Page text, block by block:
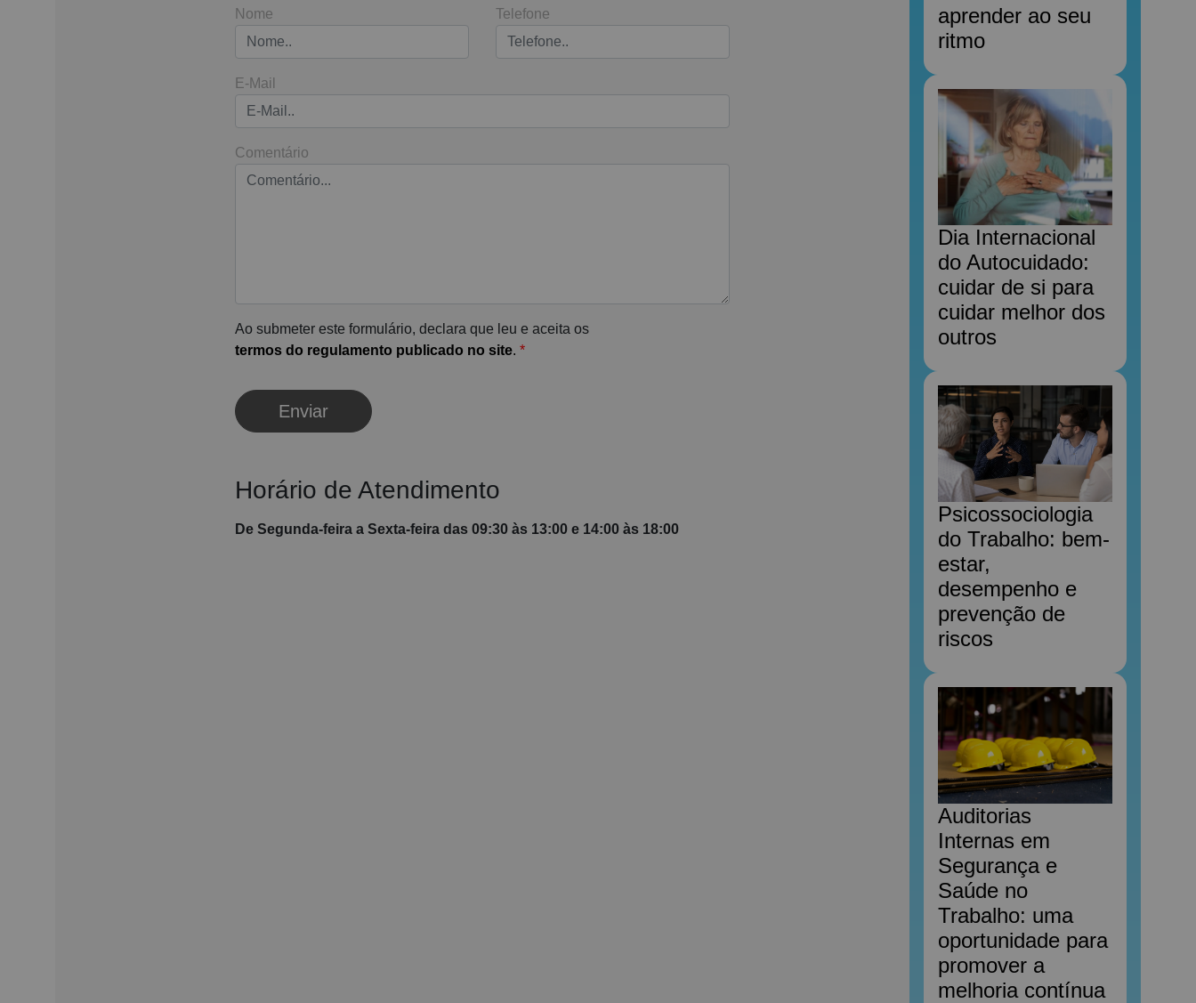
aprender ao seu
ritmo
Dia Internacional
do Autocuidado:
cuidar de si para
cuidar melhor dos
outros
Psicossociologia
do Trabalho: bem-
estar,
desempenho e
prevenção de
riscos
Auditorias
Internas em
Segurança e
Saúde no
Trabalho: uma
oportunidade para
promover a
melhoria contínua
Nome Telefone
E-Mail
Comentário
Ao submeter este formulário, declara que leu e aceita os
termos do regulamento publicado no site. *
Enviar
Horário de Atendimento
De Segunda-feira a Sexta-feira das 09:30 às 13:00 e 14:00 às 18:00